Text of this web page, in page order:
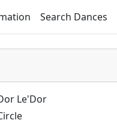
Search Dances
Le'Dor